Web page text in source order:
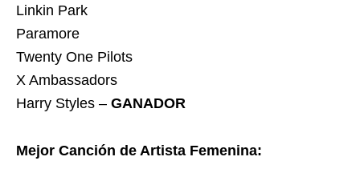
Linkin Park
Paramore
Twenty One Pilots
X Ambassadors
Harry Styles – GANADOR
Mejor Canción de Artista Femenina: